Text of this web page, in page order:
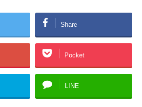
Share
Pocket
LINE